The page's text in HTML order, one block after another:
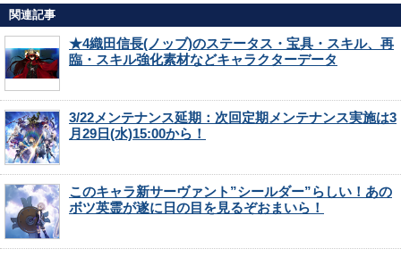
関連記事
★4織田信長(ノッブ)のステータス・宝具・スキル、再
臨・スキル強化素材などキャラクターデータ
3/22メンテナンス延期：次回定期メンテナンス実施は3
月29日(水)15:00から！
このキャラ新サーヴァント”シールダー”らしい！あの
ボツ英霊が遂に日の目を見るぞおまいら！